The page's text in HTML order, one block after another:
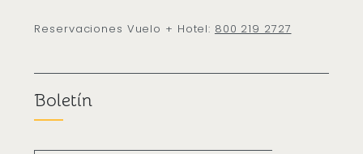
Reservaciones Vuelo + Hotel: 800 219 2727
Boletín